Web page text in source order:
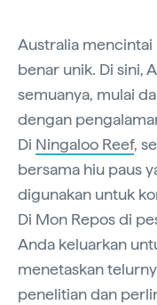
Australia
benar unik. Di sini,
semuanya, mulai
dengan
Di Ningaloo Reef,
bersama hiu paus
digunakan untuk
Di Mon Repos di
Anda keluarkan
menetaskan
penelitian dan